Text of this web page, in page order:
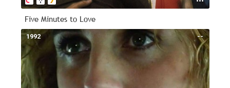
Five Minutes to Love
--
1992